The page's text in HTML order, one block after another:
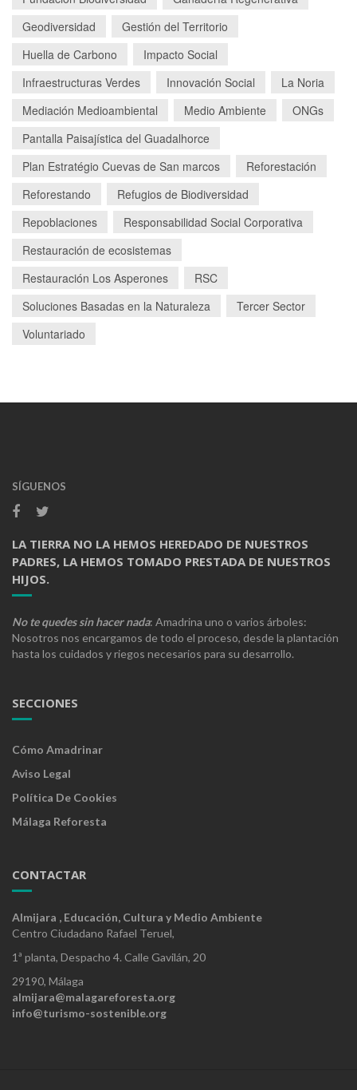
Geodiversidad
Gestión del Territorio
Huella de Carbono
Impacto Social
Infraestructuras Verdes
Innovación Social
La Noria
Mediación Medioambiental
Medio Ambiente
ONGs
Pantalla Paisajística del Guadalhorce
Plan Estratégio Cuevas de San marcos
Reforestación
Reforestando
Refugios de Biodiversidad
Repoblaciones
Responsabilidad Social Corporativa
Restauración de ecosistemas
Restauración Los Asperones
RSC
Soluciones Basadas en la Naturaleza
Tercer Sector
Voluntariado
SÍGUENOS
LA TIERRA NO LA HEMOS HEREDADO DE NUESTROS
PADRES, LA HEMOS TOMADO PRESTADA DE NUESTROS
HIJOS.
No te quedes sin hacer nada: Amadrina uno o varios árboles:
Nosotros nos encargamos de todo el proceso, desde la plantación
hasta los cuidados y riegos necesarios para su desarrollo.
SECCIONES
Cómo Amadrinar
Aviso Legal
Política De Cookies
Málaga Reforesta
CONTACTAR
Almijara , Educación, Cultura y Medio Ambiente
Centro Ciudadano Rafael Teruel,
1ª planta, Despacho 4. Calle Gavilán, 20
29190, Málaga
almijara@malagareforesta.org
info@turismo-sostenible.org